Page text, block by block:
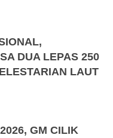
DUA LEPAS 250
LAUT
GM CILIK